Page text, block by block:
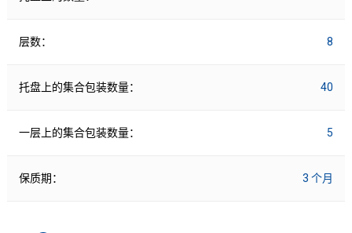
层数： 8
托盘上的集合包装数量： 40
一层上的集合包装数量： 5
保质期： 3 个月